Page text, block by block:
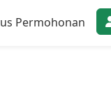
Permohonan